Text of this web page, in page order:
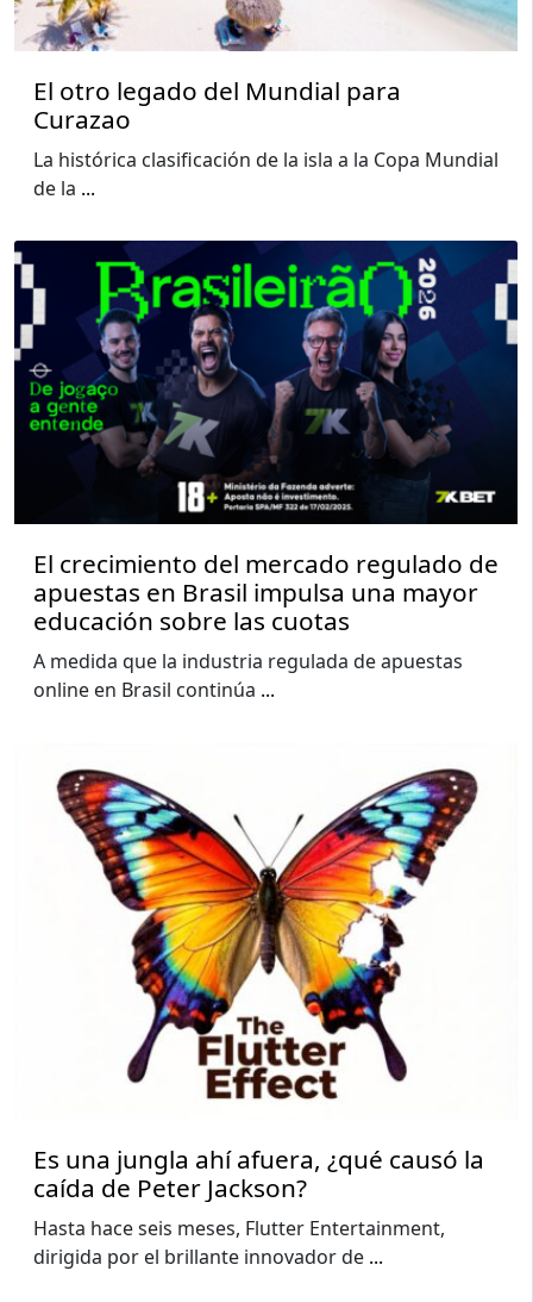
El otro legado del Mundial para
Curazao
La histórica clasificación de la isla a la Copa Mundial
de la ...
El crecimiento del mercado regulado de
apuestas en Brasil impulsa una mayor
educación sobre las cuotas
A medida que la industria regulada de apuestas
online en Brasil continúa ...
Es una jungla ahí afuera, ¿qué causó la
caída de Peter Jackson?
Hasta hace seis meses, Flutter Entertainment,
dirigida por el brillante innovador de ...